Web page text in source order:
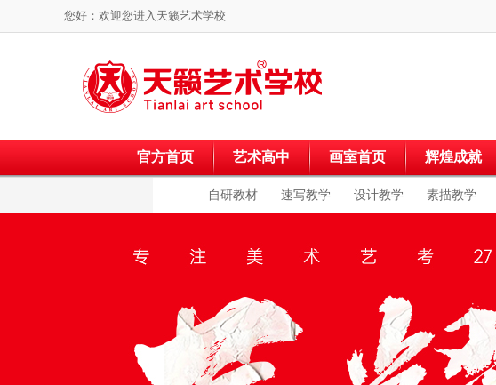
您好：欢迎您进入 天籁艺术学校
官方首页 艺术高中 画室首页 辉煌成就
自研教材 速写教学 设计教学 素描教学